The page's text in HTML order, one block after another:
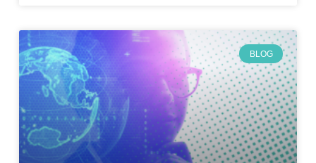
BLOG